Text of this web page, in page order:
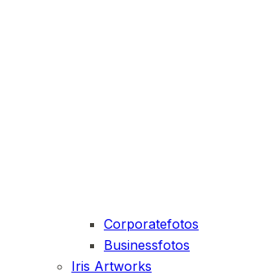
Corporatefotos
Businessfotos
Iris Artworks